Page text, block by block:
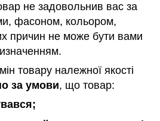
не задовольнив вас за
фасоном, кольором,
причин не може бути вами
.
товару належної якості
за умови, що товар: